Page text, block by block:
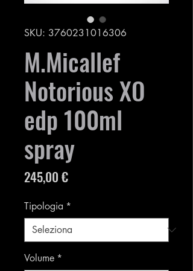
SKU: 3760231016306
M.Micallef
Notorious XO
edp 100ml
spray
245,00 €Prezzo
Tipologia *
Volume *